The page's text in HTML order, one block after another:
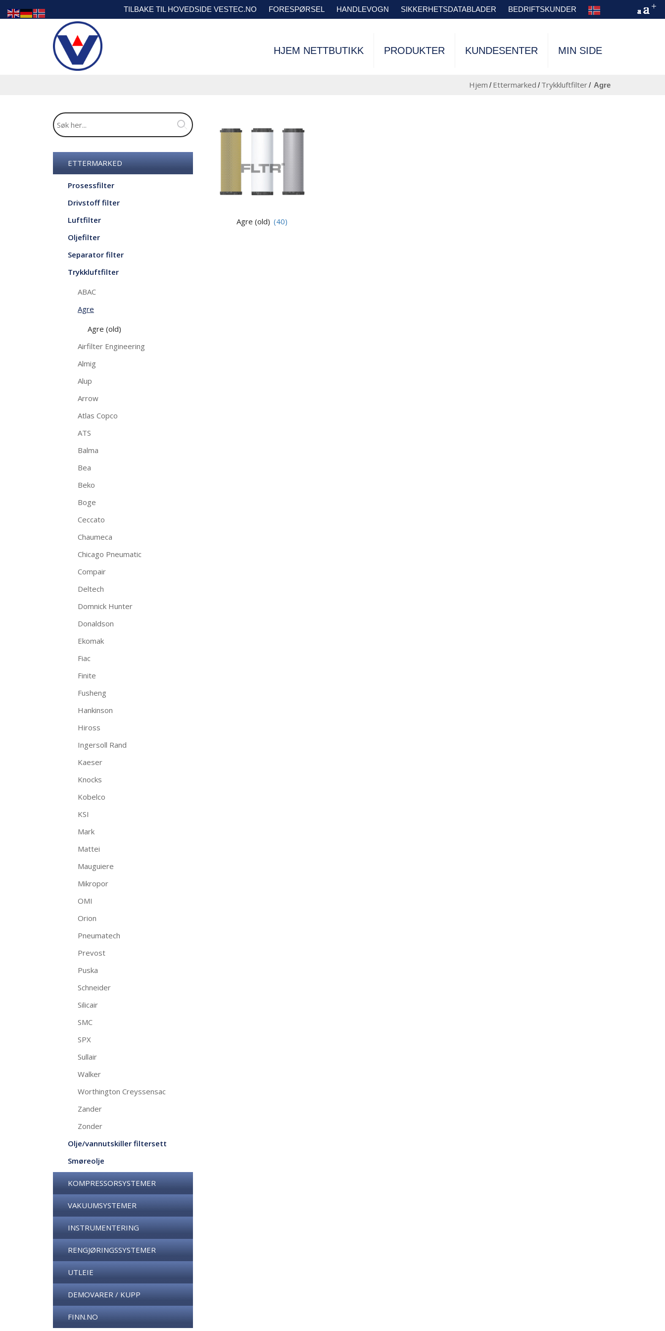
TILBAKE TIL HOVEDSIDE VESTEC.NO FORESPØRSEL HANDLEVOGN SIKKERHETSDATABLADER BEDRIFTSKUNDER
HJEM NETTBUTIKK PRODUKTER KUNDESENTER MIN SIDE
Hjem / Ettermarked / Trykkluftfilter/ agre
ETTERMARKED
Prosessfilter
Drivstoff filter
Luftfilter
Oljefilter
Separator filter
Trykkluftfilter
ABAC
Agre
Agre (old)
Airfilter Engineering
Almig
Alup
Arrow
Atlas Copco
ATS
Balma
Bea
Beko
Boge
Ceccato
Chaumeca
Chicago Pneumatic
Compair
Deltech
Domnick Hunter
Donaldson
Ekomak
Fiac
Finite
Fusheng
Hankinson
Hiross
Ingersoll Rand
Kaeser
Knocks
Kobelco
KSI
Mark
Mattei
Mauguiere
Mikropor
OMI
Orion
Pneumatech
Prevost
Puska
Schneider
Silicair
SMC
SPX
Sullair
Walker
Worthington Creyssensac
Zander
Zonder
Olje/vannutskiller filtersett
Smøreolje
KOMPRESSORSYSTEMER
VAKUUMSYSTEMER
INSTRUMENTERING
RENGJØRINGSSYSTEMER
UTLEIE
DEMOVARER / KUPP
FINN.NO
Agre (old) (40)